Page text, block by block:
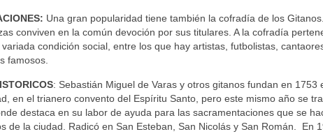
Una gran popularidad tiene también la cofradía de los
conviven en la común devoción por sus titulares. A la cofradía
condición social, entre los que hay artistas, futbolistas,
famosos.
: Sebastián Miguel de Varas y otros gitanos fundan en 1753
en el trianero convento del Espíritu Santo, pero este mismo año se
destaca en su labor de ayuda para las sacramentaciones que se
de la ciudad. Radicó en San Esteban, San Nicolás y San Román. En